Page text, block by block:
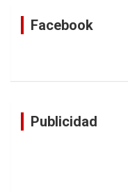
Facebook
Publicidad